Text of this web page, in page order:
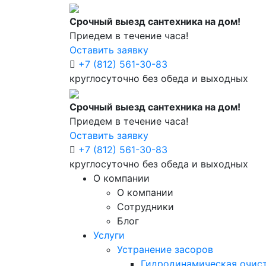
Срочный выезд сантехника на дом!
Приедем в течение часа!
Оставить заявку
+7 (812) 561-30-83
круглосуточно без обеда и выходных
Срочный выезд сантехника на дом!
Приедем в течение часа!
Оставить заявку
+7 (812) 561-30-83
круглосуточно без обеда и выходных
О компании
О компании
Сотрудники
Блог
Услуги
Устранение засоров
Гидродинамическая